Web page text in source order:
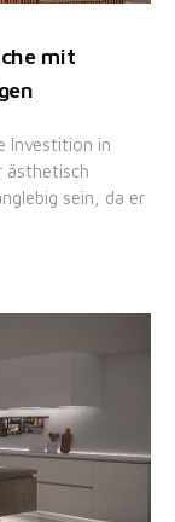
mit
Investition in
ästhetisch
sein, da er